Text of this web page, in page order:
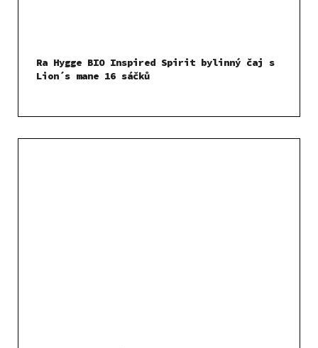
Ra Hygge BIO Inspired Spirit bylinný čaj s
Lion´s mane 16 sáčků